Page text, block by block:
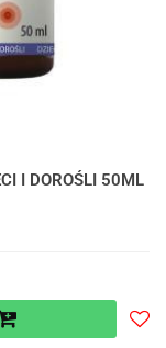
I DOROŚLI 50ML